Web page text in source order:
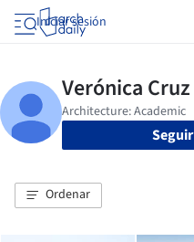
Iniciar sesión
Seguir
Ordenar